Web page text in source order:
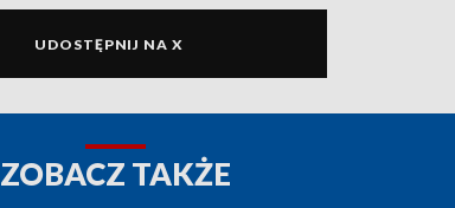
UDOSTĘPNIJ NA X
ZOBACZ TAKŻE